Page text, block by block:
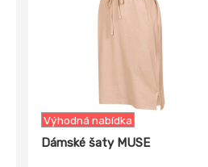
Výhodná nabídka
Dámské šaty MUSE